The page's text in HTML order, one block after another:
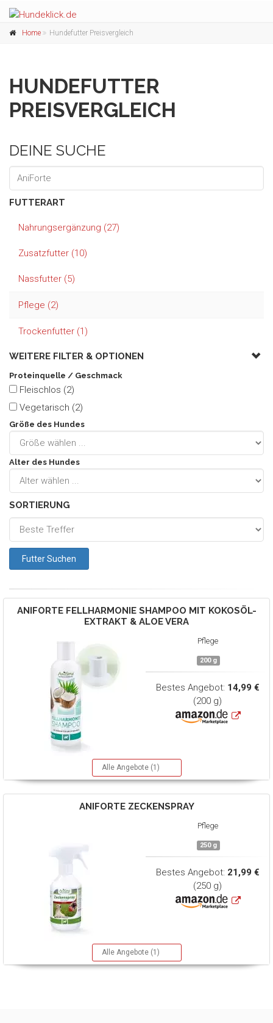
Home Hundefutter Preisvergleich
HUNDEFUTTER
PREISVERGLEICH
DEINE SUCHE
FUTTERART
Nahrungsergänzung (27)
Zusatzfutter (10)
Nassfutter (5)
Pflege (2)
Trockenfutter (1)
WEITERE FILTER & OPTIONEN
Proteinquelle / Geschmack
Fleischlos (2)
Vegetarisch (2)
Größe des Hundes
Alter des Hundes
SORTIERUNG
ANIFORTEFELLHARMONIE SHAMPOO MIT KOKOSÖL-
EXTRAKT & ALOE VERA
Pflege
200 g
Bestes Angebot: 14,99 €
(200 g)
Alle Angebote (1)
ANIFORTEZECKENSPRAY
Pflege
250 g
Bestes Angebot: 21,99 €
(250 g)
Alle Angebote (1)